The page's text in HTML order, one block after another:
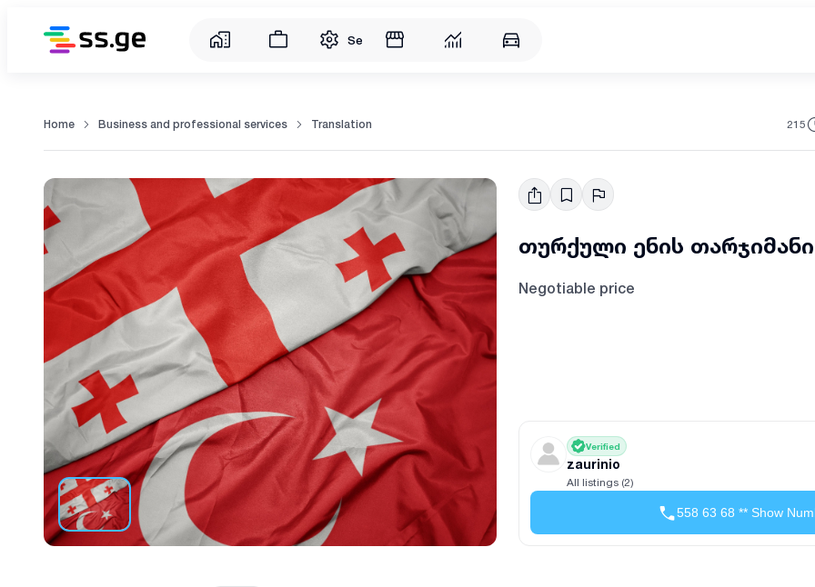
Service
Home Business and professional services Translation 215
თურქული ენის თარჯიმანი
Negotiable price
Verified
zaurinio
All listings (2)
558 63 68 ** Show